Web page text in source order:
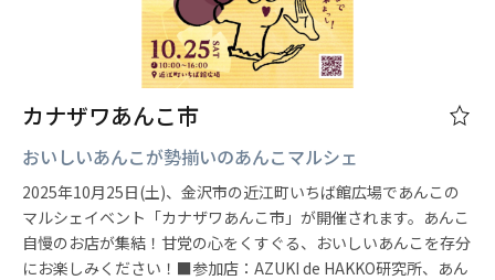
カナザワあんこ市
おいしいあんこが勢揃いのあんこマルシェ
2025年10月25日(土)、金沢市の近江町いちば館広場であんこの
マルシェイベント「カナザワあんこ市」が開催されます。あんこ
自慢のお店が集結！甘党の心をくすぐる、おいしいあんこを存分
にお楽しみください！■参加店：AZUKI de HAKKO研究所、あん